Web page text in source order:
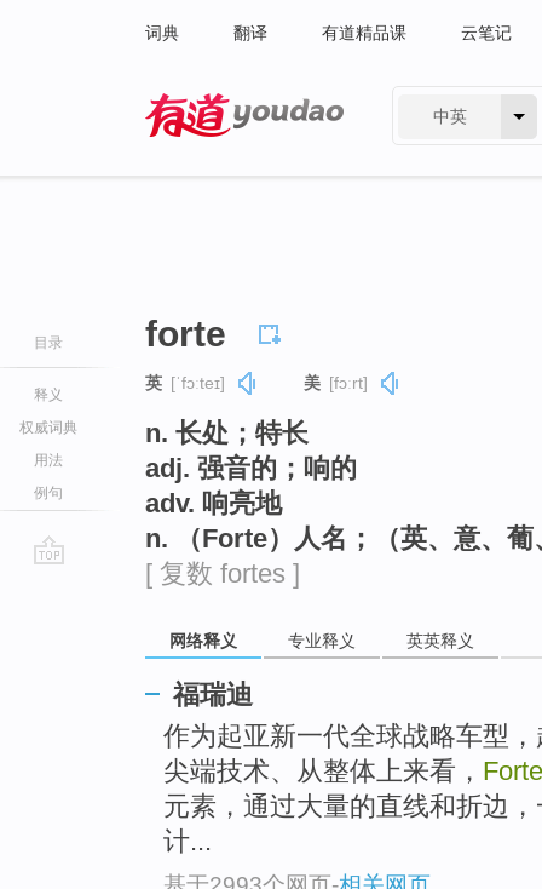
词典 翻译 有道精品课 云笔记
中英
目录
释义
权威词典
用法
例句
forte
英 [ˈfɔːteɪ] 美 [fɔːrt]
n. 长处；特长
adj. 强音的；响的
adv. 响亮地
n. （Forte）人名；（英、意、
[ 复数 fortes ]
网络释义 专业释义 英英释义
福瑞迪
作为起亚新一代全球战略车型
尖端技术、从整体上来看， Forte
元素，通过大量的直线和折边
计...